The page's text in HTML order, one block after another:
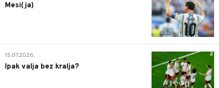
Mesi(ja)
2
15.07.2026.
Ipak valja bez kralja?